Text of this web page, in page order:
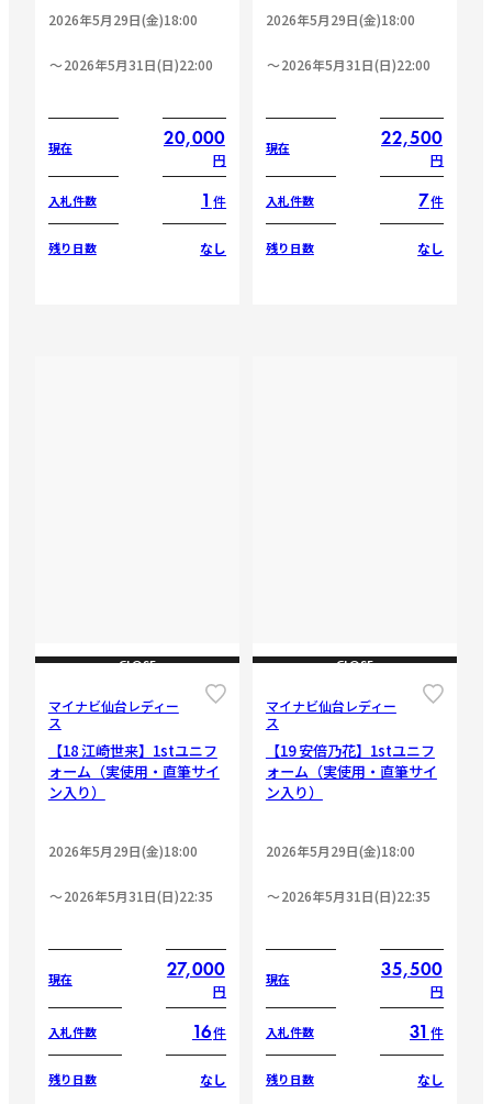
2026年5月29日(金)18:00
2026年5月31日(日)22:00
現在 20,000
円
入札件数 1 件
残り日数 なし
2026年5月29日(金)18:00
2026年5月31日(日)22:00
現在 22,500
円
入札件数 7件
残り日数 なし
CLOSE
マイナビ仙台レディー
ス
【18 江崎世来】1stユニフ
ォーム（実使用・直筆サイ
ン入り）
2026年5月29日(金)18:00
2026年5月31日(日)22:35
現在 27,000
円
入札件数 16件
残り日数 なし
CLOSE
マイナビ仙台レディー
ス
【19 安倍乃花】1stユニフ
ォーム（実使用・直筆サイ
ン入り）
2026年5月29日(金)18:00
2026年5月31日(日)22:35
現在 35,500
円
入札件数 31 件
残り日数 なし